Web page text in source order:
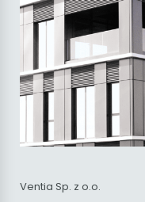
Ventia Sp. z o.o.